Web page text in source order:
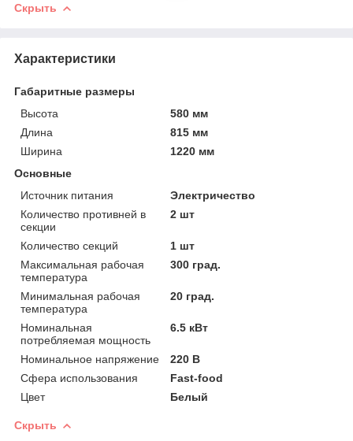
Скрыть
Характеристики
Габаритные размеры
Высота
580 мм
Длина
815 мм
Ширина
1220 мм
Основные
Источник питания
Электричество
Количество противней в
секции
2 шт
Количество секций
1 шт
Максимальная рабочая
температура
300 град.
Минимальная рабочая
температура
20 град.
Номинальная
потребляемая мощность
6.5 кВт
Номинальное напряжение
220 В
Сфера использования
Fast-food
Цвет
Белый
Скрыть